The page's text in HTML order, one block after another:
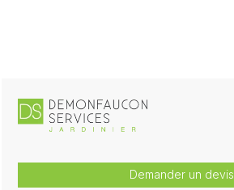
Demander un devis